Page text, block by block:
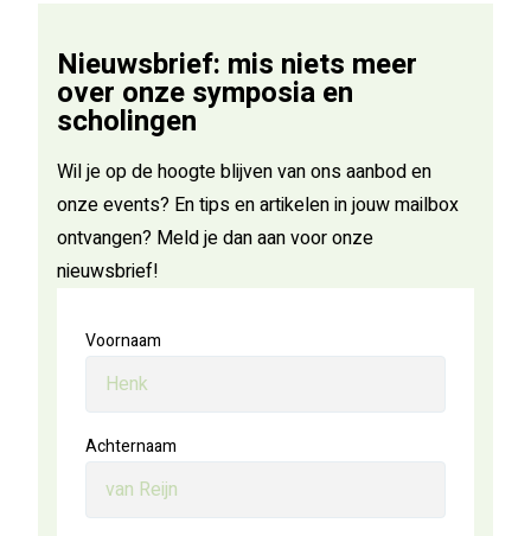
Nieuwsbrief: mis niets meer
over onze symposia en
scholingen
Wil je op de hoogte blijven van ons aanbod en
onze events? En tips en artikelen in jouw mailbox
ontvangen? Meld je dan aan voor onze
nieuwsbrief!
Voornaam
Achternaam